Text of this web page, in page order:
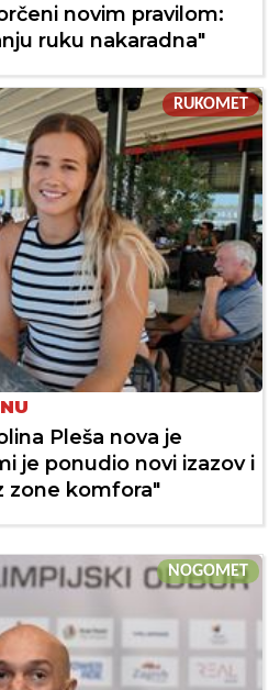
novim pravilom:
ruku nakaradna"
RUKOMET
Pleša nova je
je ponudio novi izazov i
zone komfora"
NOGOMET